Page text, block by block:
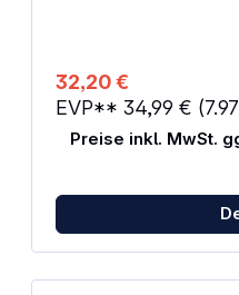
32,20 €
EVP** 34,99 €
Preise inkl. MwSt.